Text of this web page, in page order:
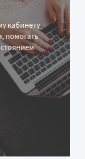
кабинету
помогать